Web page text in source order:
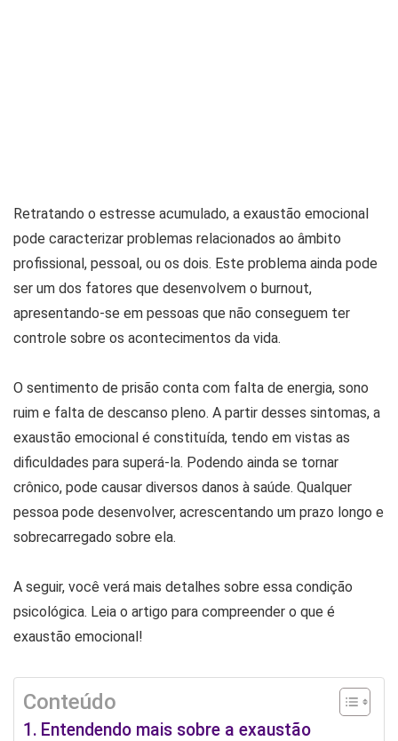
Retratando o estresse acumulado, a exaustão emocional
pode caracterizar problemas relacionados ao âmbito
profissional, pessoal, ou os dois. Este problema ainda pode
ser um dos fatores que desenvolvem o burnout,
apresentando-se em pessoas que não conseguem ter
controle sobre os acontecimentos da vida.
O sentimento de prisão conta com falta de energia, sono
ruim e falta de descanso pleno. A partir desses sintomas, a
exaustão emocional é constituída, tendo em vistas as
dificuldades para superá-la. Podendo ainda se tornar
crônico, pode causar diversos danos à saúde. Qualquer
pessoa pode desenvolver, acrescentando um prazo longo e
sobrecarregado sobre ela.
A seguir, você verá mais detalhes sobre essa condição
psicológica. Leia o artigo para compreender o que é
exaustão emocional!
Conteúdo
Entendendo mais sobre a exaustão